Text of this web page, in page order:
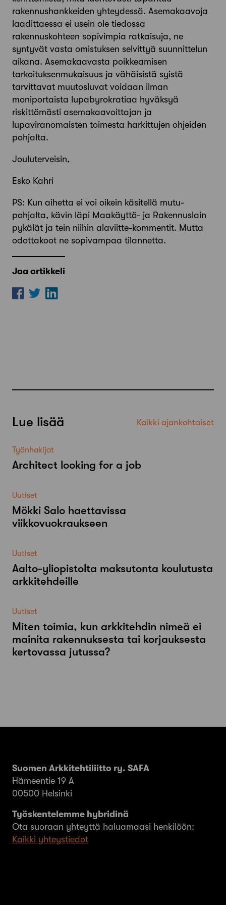
rakennushankkeiden yhteydessä. Asemakaavoja
laadittaessa ei usein ole tiedossa
rakennuskohteen sopivimpia ratkaisuja, ne
syntyvät vasta omistuksen selvittyä suunnittelun
aikana. Asemakaavasta poikkeamisen
tarkoituksenmukaisuus ja vähäisistä syistä
tarvittavat muutosluvat voidaan ilman
moniportaista lupabyrokratiaa hyväksyä
riskittömästi asemakaavoittajan ja
lupaviranomaisten toimesta harkittujen ohjeiden
pohjalta.
Jouluterveisin,
Esko Kahri
PS: Kun aihetta ei voi oikein käsitellä mutu-
pohjalta, kävin läpi Maakäyttö- ja Rakennuslain
pykälät ja tein niihin alaviitte-kommentit. Mutta
odottakoot ne sopivampaa tilannetta.
Jaa artikkeli
Lue lisää Kaikki ajankohtaiset
Työnhakijat
Architect looking for a job
Uutiset
Mökki Salo haettavissa
viikkovuokraukseen
Uutiset
Aalto-​yliopistolta maksutonta koulutusta
arkkitehdeille
Uutiset
Miten toimia, kun arkkitehdin nimeä ei
mainita rakennuksesta tai korjauksesta
kertovassa jutussa?
Suomen Arkkitehtiliitto ry. SAFA
Hämeentie 19 A
00500 Helsinki
Työskentelemme hybridinä
Ota suoraan yhteyttä haluamaasi henkilöön:
Kaikki yhteystiedot